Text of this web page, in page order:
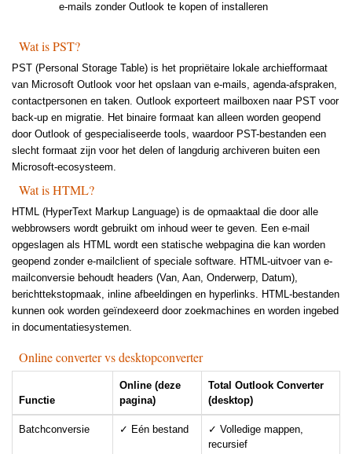
e-mails zonder Outlook te kopen of installeren
Wat is PST?
PST (Personal Storage Table) is het propriëtaire lokale archiefformaat
van Microsoft Outlook voor het opslaan van e-mails, agenda-afspraken,
contactpersonen en taken. Outlook exporteert mailboxen naar PST voor
back-up en migratie. Het binaire formaat kan alleen worden geopend
door Outlook of gespecialiseerde tools, waardoor PST-bestanden een
slecht formaat zijn voor het delen of langdurig archiveren buiten een
Microsoft-ecosysteem.
Wat is HTML?
HTML (HyperText Markup Language) is de opmaaktaal die door alle
webbrowsers wordt gebruikt om inhoud weer te geven. Een e-mail
opgeslagen als HTML wordt een statische webpagina die kan worden
geopend zonder e-mailclient of speciale software. HTML-uitvoer van e-
mailconversie behoudt headers (Van, Aan, Onderwerp, Datum),
berichttekstopmaak, inline afbeeldingen en hyperlinks. HTML-bestanden
kunnen ook worden geïndexeerd door zoekmachines en worden ingebed
in documentatiesystemen.
Online converter vs desktopconverter
Functie
Online (deze
pagina)
Total Outlook Converter
(desktop)
Batchconversie ✓ Eén bestand
✓ Volledige mappen,
recursief